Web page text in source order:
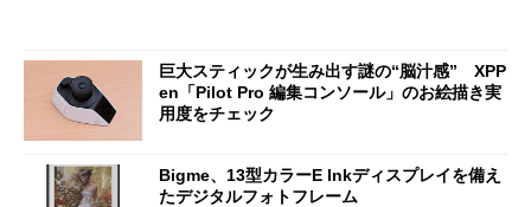
巨大スティックが生み出す謎の“脳汁感” XPP
en「Pilot Pro 編集コンソール」のお絵描き実
用度をチェック
Bigme、13型カラーE Inkディスプレイを備え
たデジタルフォトフレーム